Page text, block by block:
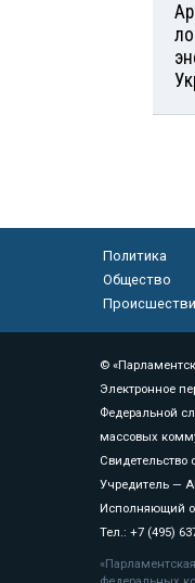
Политика
Общество
©
Электронное
Федеральной
массовых
Свидетельство
Учредитель —
Исполняющий
Тел.: +7 (495)